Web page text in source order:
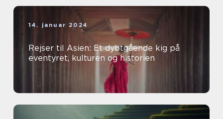
14. januar 2024
Rejser til Asien: Et dybtgående kig på
eventyret, kulturen og historien